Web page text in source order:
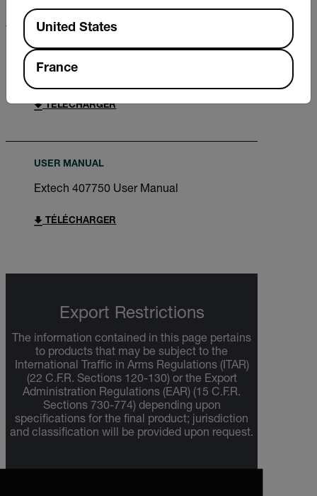
DATASHEET
Extech 407750 Datasheet
TÉLÉCHARGER
USER MANUAL
Extech 407750 User Manual
TÉLÉCHARGER
Export Restrictions
The information contained in this page pertains
to products that may be subject to the
International Traffic in Arms Regulations (ITAR)
(22 C.F.R. Sections 120-130) or the Export
Administration Regulations (EAR) (15 C.F.R.
Sections 730-774) depending upon
specifications for the final product; jurisdiction
and classification will be provided upon request.
Available Locations
United States
France